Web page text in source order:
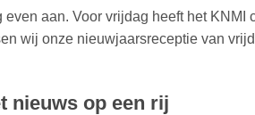
even aan. Voor vrijdag heeft het
wij onze nieuwjaarsreceptie van
nieuws op een rij